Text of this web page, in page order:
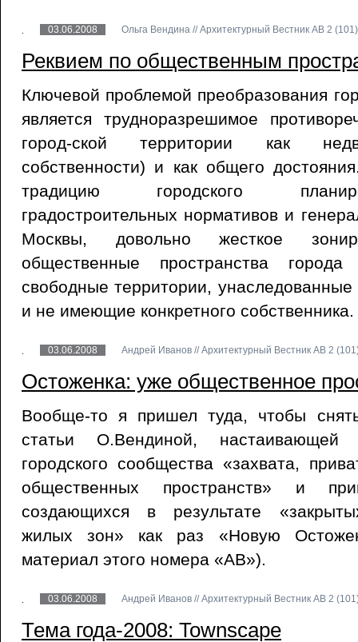
03.06.2008 Ольга Вендина // Архитектурный Вестник АВ 2
Реквием по общественным
Ключевой проблемой преобразования
является трудноразрешимое
город-ской территории как
собственности) и как общего
традицию городского
градостроительных нормативов и
Москвы, довольно жесткое
общественные пространства города
свободные территории, унаследованные
и не имеющие конкретного собственника.
03.06.2008 Андрей Иванов // Архитектурный Вестник АВ 2
Остоженка: уже общественное
Вообще-то я пришел туда, чтобы
статьи О.Вендиной,
городского сообщества «захвата,
общественных пространств» и
создающихся в результате
жилых зон» как раз «Новую
материал этого номера «АВ»).
03.06.2008 Андрей Иванов // Архитектурный Вестник АВ 2
Тема года-2008: Townscape